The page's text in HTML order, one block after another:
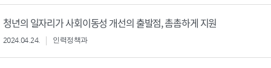
청년의 일자리가 사회이동성 개선의 출발점, 촘촘하게 지원
2024.04.24. 인력정책과